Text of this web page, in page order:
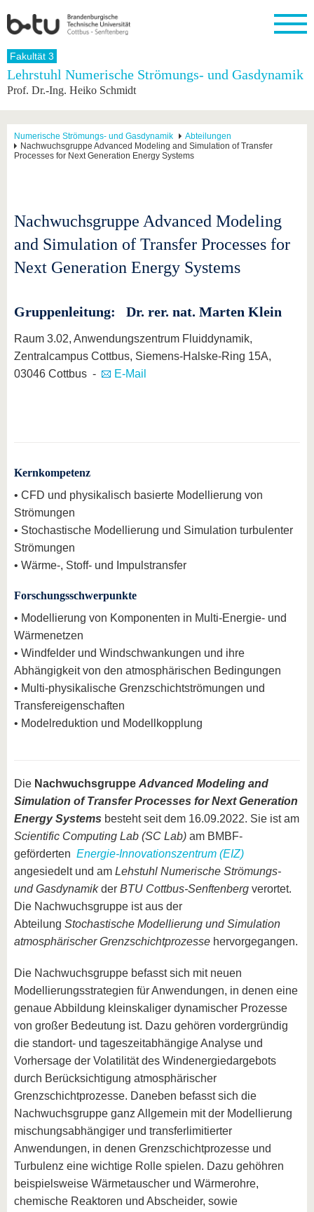
Startseite
Universität
Struktur
Karriere
Strukturwandel
Forschung
Forschung
Forschungsprofil
Studium
Vor dem
Studium
Studium
Profil
Aus dem
Ausland
BTU ins
internationale
Wissenschaftliche
Weiterbildung
Fachkräfte
Wirtschafts-
BTU
Innovative
Lernen
Werte
BTU &
Region
Fakultät 3
Lehrstuhl Numerische Strömungs- und Gasdynamik
Prof. Dr.-Ing. Heiko Schmidt
Numerische Strömungs- und Gasdynamik
Abteilungen
Nachwuchsgruppe Advanced Modeling and Simulation of Transfer
Processes for Next Generation Energy Systems
Nachwuchsgruppe Advanced Modeling
and Simulation of Transfer Processes for
Next Generation Energy Systems
Gruppenleitung: Dr. rer. nat. Marten Klein
Raum 3.02, Anwendungszentrum Fluiddynamik,
Zentralcampus Cottbus, Siemens-Halske-Ring 15A,
03046 Cottbus -
E-Mail
Kernkompetenz
• CFD und physikalisch basierte Modellierung von
Strömungen
• Stochastische Modellierung und Simulation turbulenter
Strömungen
• Wärme-, Stoff- und Impulstransfer
Forschungsschwerpunkte
• Modellierung von Komponenten in Multi-Energie- und
Wärmenetzen
• Windfelder und Windschwankungen und ihre
Abhängigkeit von den atmosphärischen Bedingungen
• Multi-physikalische Grenzschichtströmungen und
Transfereigenschaften
• Modelreduktion und Modellkopplung
Die Nachwuchsgruppe Advanced Modeling and
Simulation of Transfer Processes for Next Generation
Energy Systems besteht seit dem 16.09.2022. Sie ist am
Scientific Computing Lab (SC Lab) am BMBF-
geförderten Energie-Innovationszentrum (EIZ)
angesiedelt und am Lehstuhl Numerische Strömungs-
und Gasdynamikder BTU Cottbus-Senftenberg verortet.
Die Nachwuchsgruppe ist aus der
Abteilung Stochastische Modellierung und Simulation
atmosphärischer Grenzschichtprozesse hervorgegangen.
Die Nachwuchsgruppe befasst sich mit neuen
Modellierungsstrategien für Anwendungen, in denen eine
genaue Abbildung kleinskaliger dynamischer Prozesse
von großer Bedeutung ist. Dazu gehören vordergründig
die standort- und tageszeitabhängige Analyse und
Vorhersage der Volatilität des Windenergiedargebots
durch Berücksichtigung atmosphärischer
Grenzschichtprozesse. Daneben befasst sich die
Nachwuchsgruppe ganz Allgemein mit der Modellierung
mischungsabhängiger und transferlimitierter
Anwendungen, in denen Grenzschichtprozesse und
Turbulenz eine wichtige Rolle spielen. Dazu gehöhren
beispielsweise Wärmetauscher und Wärmerohre,
chemische Reaktoren und Abscheider, sowie